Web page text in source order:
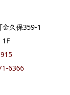
久保359-1
6366